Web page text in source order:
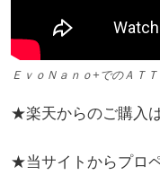
ＥｖｏＮａｎｏ+でのＡＴ
★楽天からのご購入
★当サイトからプロ